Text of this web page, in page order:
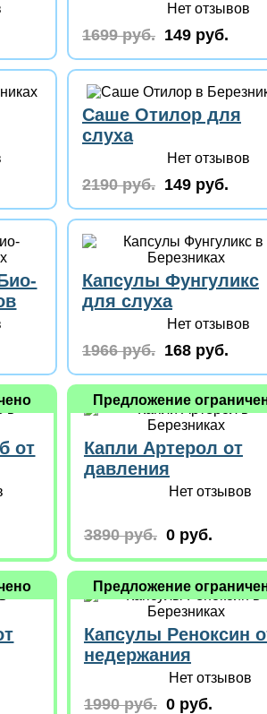
Нет отзывов
1699 руб. 149 руб.
Саше Отилор для
слуха
Нет отзывов
2190 руб. 149 руб.
Капсулы Фунгуликс
для слуха
Нет отзывов
1966 руб. 168 руб.
от
Капли Артерол от
давления
Нет отзывов
3890 руб. 0 руб.
Предложение
Капсулы Реноксин
недержания
Нет отзывов
1990 руб. 0 руб.
Предложение